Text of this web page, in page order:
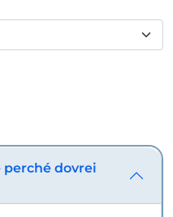
perché dovrei